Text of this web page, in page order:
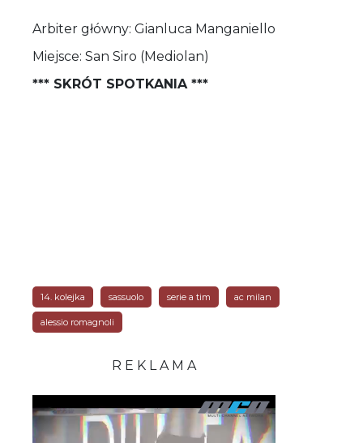
Arbiter główny: Gianluca Manganiello
Miejsce: San Siro (Mediolan)
*** SKRÓT SPOTKANIA ***
14. kolejka sassuolo serie a tim ac milan
alessio romagnoli
R E K L A M A